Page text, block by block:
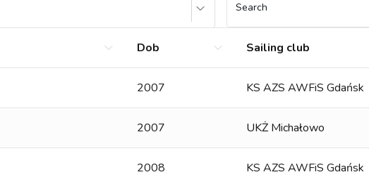
Search
Dob Sailing club
2007 KS AZS AWFiS Gdańsk
2007 UKŻ Michałowo
2008 KS AZS AWFiS Gdańsk